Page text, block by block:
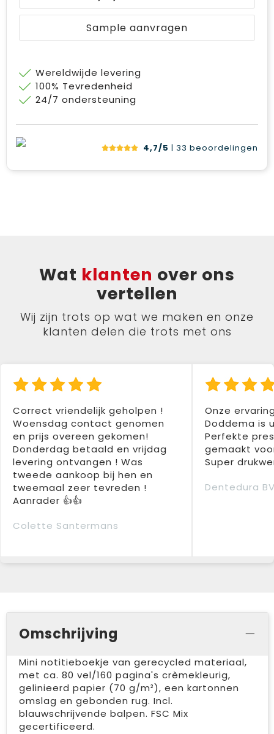
Sample aanvragen
Wereldwijde levering
100% Tevredenheid
24/7 ondersteuning
4,7/5 | 33 beoordelingen
Wat klanten over ons
vertellen
Wij zijn trots op wat we maken en onze
klanten delen die trots met ons
Correct vriendelijk geholpen !
Woensdag contact genomen
en prijs overeen gekomen!
Donderdag betaald en vrijdag
levering ontvangen ! Was
tweede aankoop bij hen en
tweemaal zeer tevreden !
Aanrader 👍👍
Colette Santermans
Onze
Doddema is
Perfekte
gemaakt
Super
Dentedura
Omschrijving
Mini notitieboekje van gerecycled materiaal,
met ca. 80 vel/160 pagina's crèmekleurig,
gelinieerd papier (70 g/m²), een kartonnen
omslag en gebonden rug. Incl.
blauwschrijvende balpen. FSC Mix
gecertificeerd.